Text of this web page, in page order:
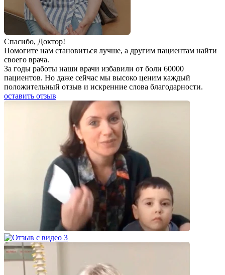
Спаcибо, Доктор!
Помогите нам становиться лучше, а другим пациентам найти
своего врача.
За годы работы наши врачи избавили от боли 60000
пациентов. Но даже сейчас мы высоко ценим каждый
положительный отзыв и искренние слова благодарности.
оставить отзыв